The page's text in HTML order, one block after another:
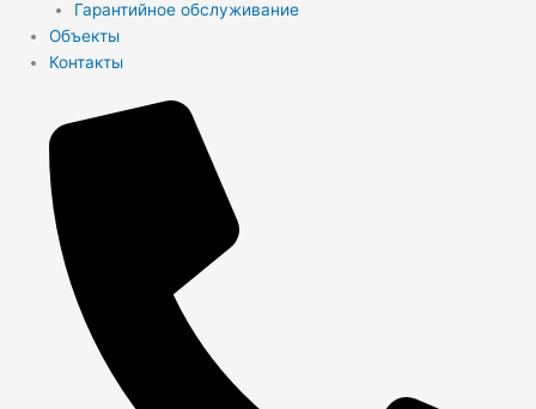
Гарантийное обслуживание
Объекты
Контакты